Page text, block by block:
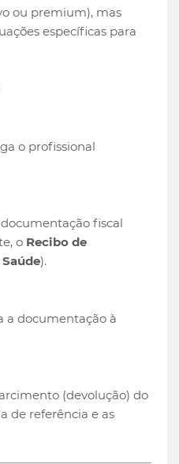
ou premium), mas
específicas para
o profissional
fiscal
o Recibo de
).
a documentação à
(devolução) do
de referência e as